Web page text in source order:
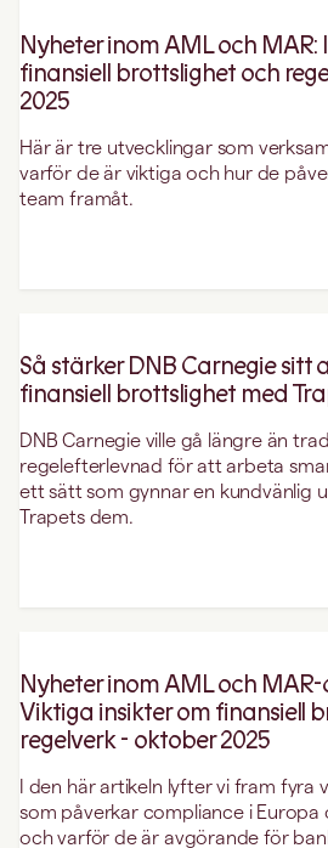
Nyheter inom AML och MAR:
finansiell brottslighet och
2025
Här är tre utvecklingar som
varför de är viktiga och hur de
team framåt.
Så stärker DNB Carnegie sitt
finansiell brottslighet med
DNB Carnegie ville gå längre än
regelefterlevnad för att arbeta
ett sätt som gynnar en kundvänlig
Trapets dem.
Nyheter inom AML och
Viktiga insikter om finansiell
regelverk - oktober 2025
I den här artikeln lyfter vi fram fyra
som påverkar compliance i Europa
och varför de är avgörande för